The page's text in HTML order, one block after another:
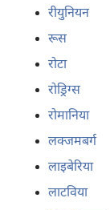
रीयुनियन
रूस
रोटा
रोड्रिग्स
रोमानिया
लक्जमबर्ग
लाइबेरिया
लाटविया